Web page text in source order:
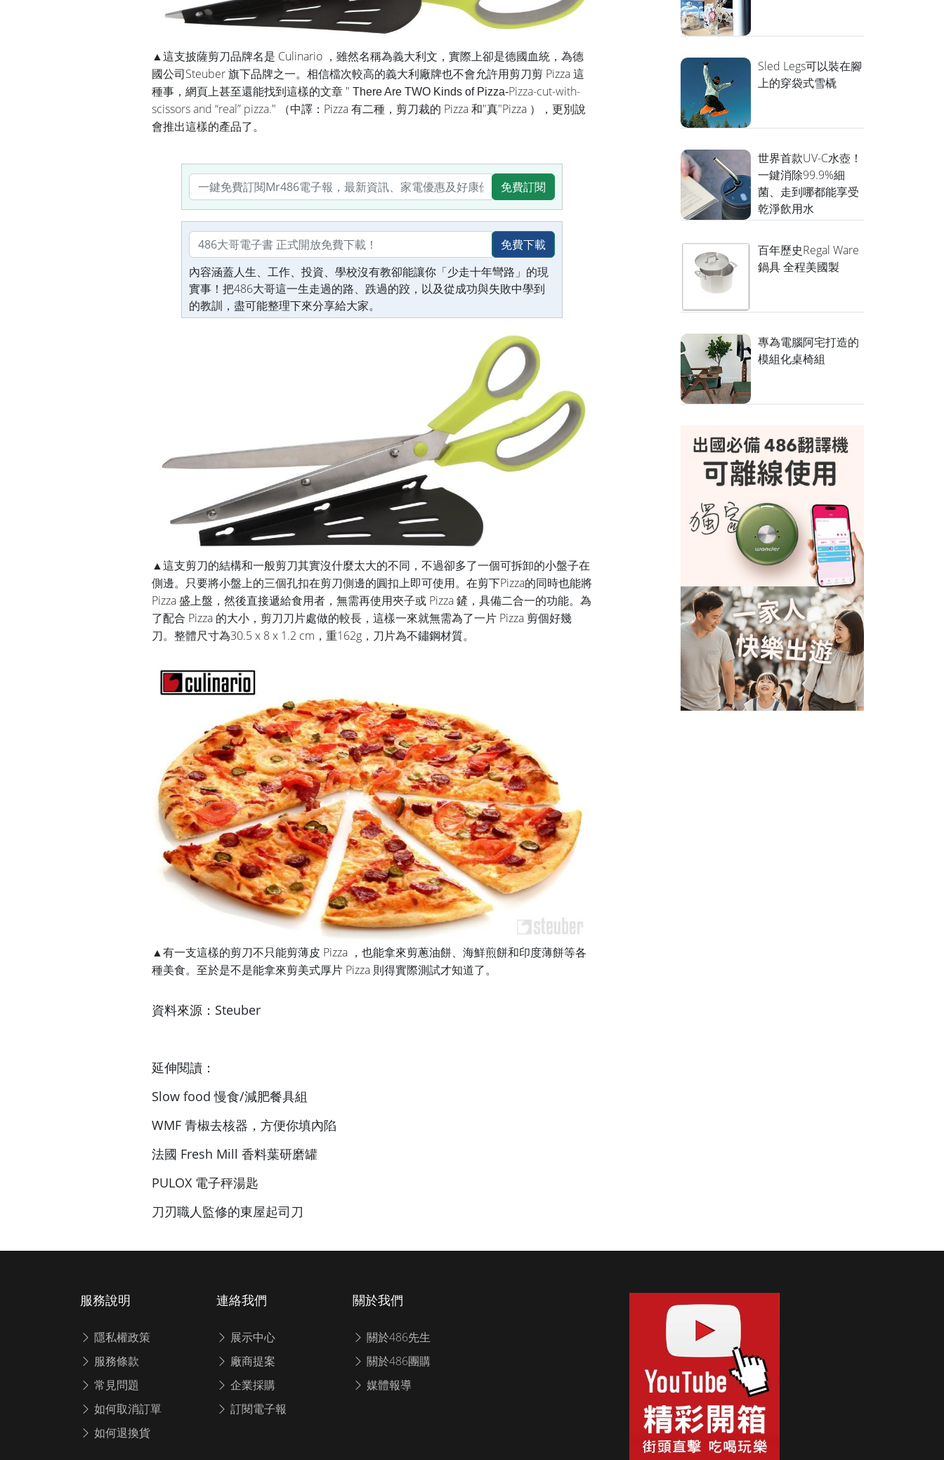
▲這支披薩剪刀品牌名是 Culinario ，雖然名稱為義大利文，實際上卻是德國血統，為德
國公司Steuber 旗下品牌之一。相信檔次較高的義大利廠牌也不會允許用剪刀剪 Pizza 這
種事，網頁上甚至還能找到這樣的文章 " There Are TWO Kinds of Pizza-Pizza-cut-with-
scissors and “real” pizza." （中譯：Pizza 有二種，剪刀裁的 Pizza 和"真"Pizza ）， 更別說
會推出這樣的產品了。
免費訂閱
免費下載
內容涵蓋人生、工作、投資、學校沒有教卻能讓你「少走十年彎路」的現
實事！把486大哥這一生走過的路、跌過的跤，以及從成功與失敗中學到
的教訓，盡可能整理下來分享給大家。
▲這支剪刀的結構和一般剪刀其實沒什麼太大的不同，不過卻多了一個可拆卸的小盤子在
側邊。只要將小盤上的三個孔扣在剪刀側邊的圓扣上即可使用。在剪下Pizza的同時也能將
Pizza 盛上盤，然後直接遞給食用者，無需再使用夾子或 Pizza 鏟，具備二合一的功能。為
了配合 Pizza 的大小，剪刀刀片處做的較長，這樣一來就無需為了一片 Pizza 剪個好幾
刀。整體尺寸為30.5 x 8 x 1.2 cm，重162g，刀片為不鏽鋼材質。
▲有一支這樣的剪刀不只能剪薄皮 Pizza ，也能拿來剪蔥油餅、海鮮煎餅和印度薄餅等各
種美食。至於是不是能拿來剪美式厚片 Pizza 則得實際測試才知道了。
資料來源： Steuber
延伸閱讀：
Slow food 慢食/減肥餐具組
WMF 青椒去核器，方便你填內陷
法國 Fresh Mill 香料葉研磨罐
PULOX 電子秤湯匙
刀刃職人監修的東屋起司刀
Sled Legs可以裝在腳
上的穿袋式雪橇
世界首款UV-C水壺！
一鍵消除99.9%細
菌、走到哪都能享受
乾淨飲用水
百年歷史Regal Ware
鍋具 全程美國製
專為電腦阿宅打造的
模組化桌椅組
服務說明
隱私權政策
服務條款
常見問題
如何取消訂單
如何退換貨
連絡我們
展示中心
廠商提案
企業採購
訂閱電子報
關於我們
關於486先生
關於486團購
媒體報導